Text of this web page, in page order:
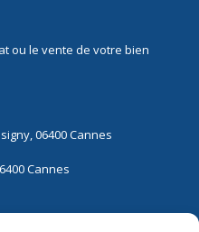
ou le vente de votre bien
06400 Cannes
Cannes